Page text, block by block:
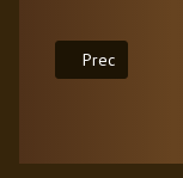
Articolo
Prec